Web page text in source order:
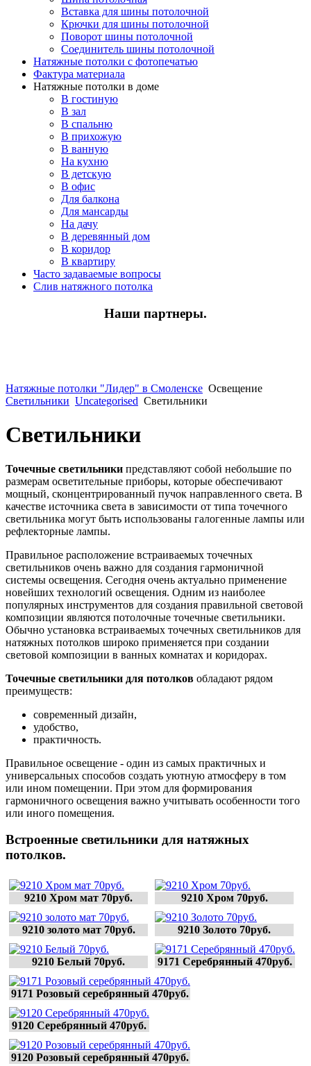
Вставка для шины потолочной
Крючки для шины потолочной
Поворот шины потолочной
Соединитель шины потолочной
Натяжные потолки с фотопечатью
Фактура материала
Натяжные потолки в доме
В гостиную
В зал
В спальню
В прихожую
В ванную
На кухню
В детскую
В офис
Для балкона
Для мансарды
На дачу
В деревянный дом
В коридор
В квартиру
Часто задаваемые вопросы
Слив натяжного потолка
Наши партнеры.
Натяжные потолки "Лидер" в Смоленске Освещение
Светильники Uncategorised Светильники
Светильники
Точечные светильники представляют собой небольшие по
размерам осветительные приборы, которые обеспечивают
мощный, сконцентрированный пучок направленного света. В
качестве источника света в зависимости от типа точечного
светильника могут быть использованы галогенные лампы или
рефлекторные лампы.
Правильное расположение встраиваемых точечных
светильников очень важно для создания гармоничной
системы освещения. Сегодня очень актуально применение
новейших технологий освещения. Одним из наиболее
популярных инструментов для создания правильной световой
композиции являются потолочные точечные светильники.
Обычно установка встраиваемых точечных светильников для
натяжных потолков широко применяется при создании
световой композиции в ванных комнатах и коридорах.
Точечные светильники для потолков обладают рядом
преимуществ:
современный дизайн,
удобство,
практичность.
Правильное освещение - один из самых практичных и
универсальных способов создать уютную атмосферу в том
или ином помещении. При этом для формирования
гармоничного освещения важно учитывать особенности того
или иного помещения.
Встроенные светильники для натяжных
потолков.
9210 Хром мат 70руб. 9210 Хром 70руб.
9210 золото мат 70руб. 9210 Золото 70руб.
9210 Белый 70руб. 9171 Серебрянный 470руб.
9171 Розовый серебрянный 470руб.
9120 Серебрянный 470руб.
9120 Розовый серебрянный 470руб.